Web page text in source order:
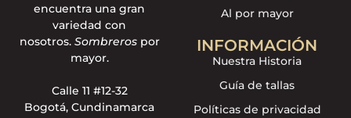
encuentra una gran
variedad con
nosotros. Sombrerospor
mayor.
Calle 11 #12-32
Bogotá, Cundinamarca
Al por mayor
INFORMACIÓN
Nuestra Historia
Guía de tallas
Políticas de privacidad